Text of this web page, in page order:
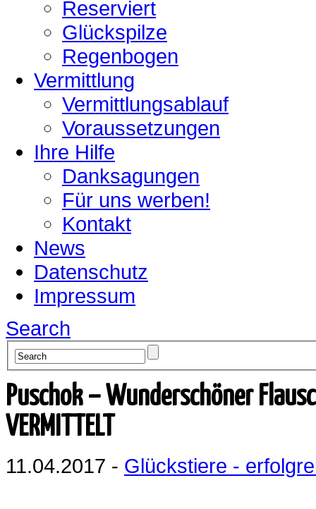
Reserviert
Glückspilze
Regenbogen
Vermittlung
Vermittlungsablauf
Voraussetzungen
Ihre Hilfe
Danksagungen
Für uns werben!
Kontakt
News
Datenschutz
Impressum
Search
Puschok – Wunderschöner
VERMITTELT
11.04.2017 - Glückstiere -